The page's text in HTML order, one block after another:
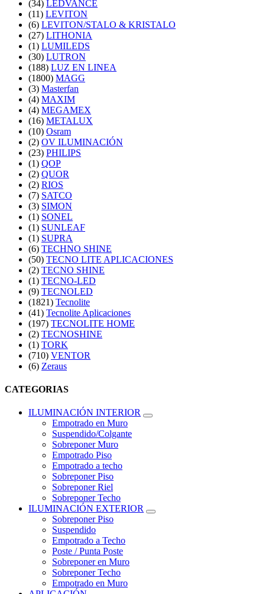
(34) LEDVANCE
(11) LEVITON
(6) LEVITON/STALO & KRISTALO
(27) LITHONIA
(1) LUMILEDS
(30) LUTRON
(188) LUZ EN LINEA
(1800) MAGG
(3) Masterfan
(4) MAXIM
(4) MEGAMEX
(16) METALUX
(10) Osram
(2) OV ILUMINACIÓN
(23) PHILIPS
(1) QOP
(2) QUOR
(2) RIOS
(7) SATCO
(3) SIMON
(1) SONEL
(1) SUNLEAF
(1) SUPRA
(6) TECHNO SHINE
(50) TECNO LITE APLICACIONES
(2) TECNO SHINE
(1) TECNO-LED
(9) TECNOLED
(1821) Tecnolite
(41) Tecnolite Aplicaciones
(197) TECNOLITE HOME
(2) TECNOSHINE
(1) TORK
(710) VENTOR
(6) Zeraus
CATEGORIAS
ILUMINACIÓN INTERIOR
Empotrado en Muro
Suspendido/Colgante
Sobreponer Muro
Empotrado Piso
Empotrado a techo
Sobreponer Piso
Sobreponer Riel
Sobreponer Techo
ILUMINACIÓN EXTERIOR
Sobreponer Piso
Suspendido
Empotrado a Techo
Poste / Punta Poste
Sobreponer en Muro
Sobreponer Techo
Empotrado en Muro